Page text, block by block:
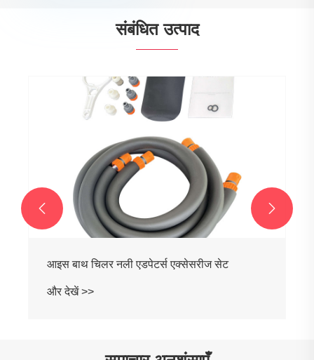
संबंधित उत्पाद
आइस बाथ चिलर नली एडपेटर्स एक्सेसरीज सेट
और देखें >>
 